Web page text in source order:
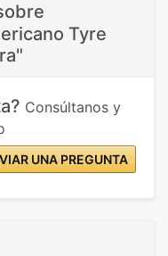
Tyre
Consúltanos y
UNA PREGUNTA